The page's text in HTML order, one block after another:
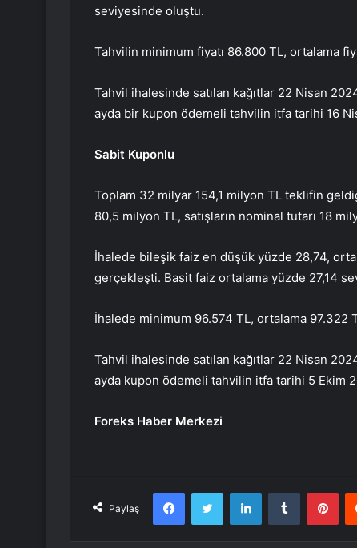
seviyesinde oluştu.
Tahvilin minimum fiyatı 86.800 TL, ortalama
Tahvil ihalesinde satılan kağıtlar 22 Nisan
ayda bir kupon ödemeli tahvilin itfa tarihi 16
Sabit Kuponlu
Toplam 32 milyar 154,1 milyon TL teklifin
80,5 milyon TL, satışların nominal tutarı 18
İhalede bileşik faiz en düşük yüzde 28,74,
gerçekleşti. Basit faiz ortalama yüzde 27,14
İhalede minimum 96.574 TL, ortalama 97.322
Tahvil ihalesinde satılan kağıtlar 22 Nisan
ayda kupon ödemeli tahvilin itfa tarihi 5 Ekim
Foreks Haber Merkezi
Paylaş
FacebookTwitter LinkedInTumblr